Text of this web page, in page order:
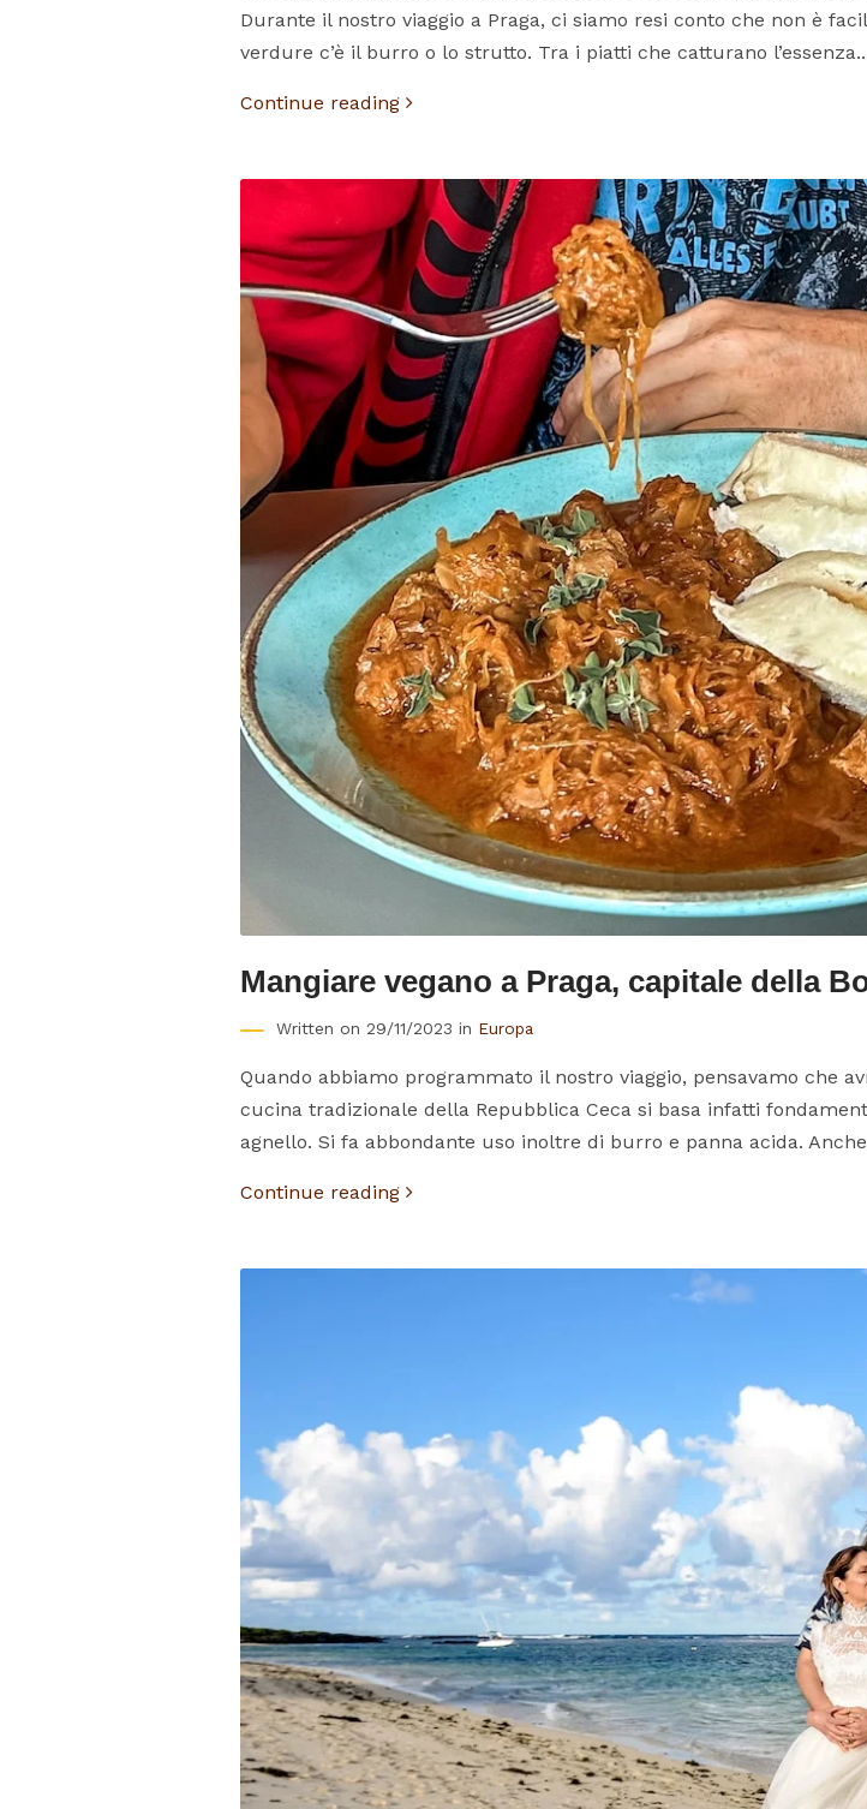
Durante il nostro viaggio a Praga, ci siamo resi conto che non è
verdure c’è il burro o lo strutto. Tra i piatti che catturano
Continue reading
Mangiare vegano a Praga, capitale della
Written on 29/11/2023 in Europa
Quando abbiamo programmato il nostro viaggio, pensavamo che
cucina tradizionale della Repubblica Ceca si basa infatti
agnello. Si fa abbondante uso inoltre di burro e panna acida.
Continue reading